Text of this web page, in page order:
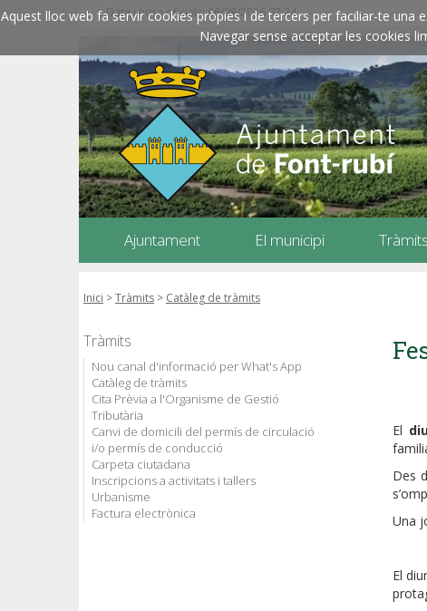
Aquest lloc web fa servir cookies pròpies i de tercers per faciliar-te
Navegar sense acceptar les cookies
Data i hora oficials: 06/08/2026 07:24
Ajuntament El municipi Tràmits
Inici >Tràmits > Catàleg de tràmits
Tràmits
Nou canal d'informació per What's App
Catàleg de tràmits
Cita Prèvia a l'Organisme de Gestió
Tributària
Canvi de domicili del permís de circulació
i/o permís de conducció
Carpeta ciutadana
Inscripcions a activitats i tallers
Urbanisme
Factura electrònica
El
Des
Una
El